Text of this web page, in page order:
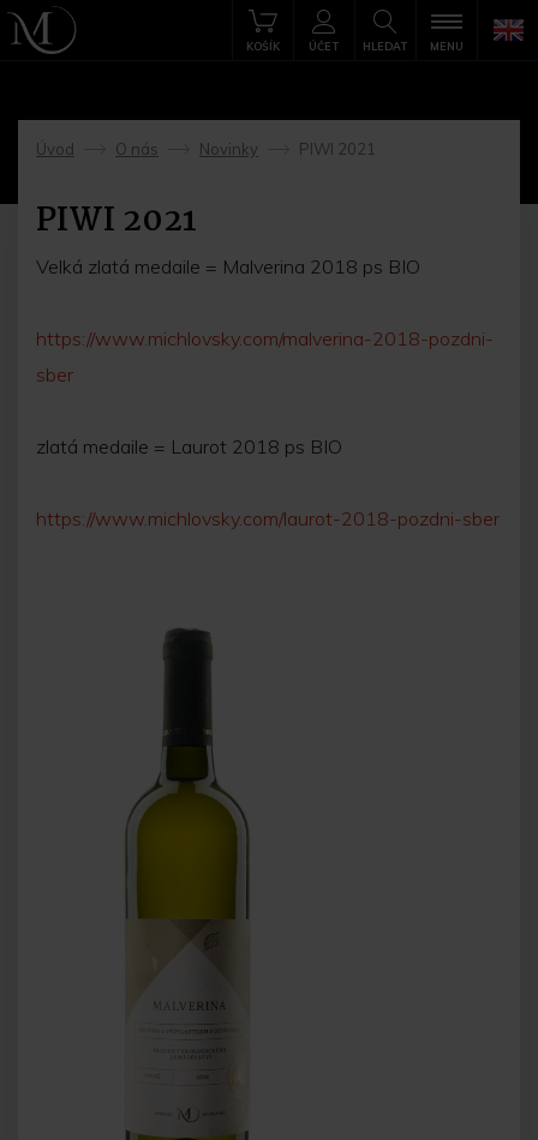
HLEDAT
KOŠÍK ÚČET MENU
Úvod
->
O nás
->
Novinky
->
PIWI 2021
PIWI 2021
Velká zlatá medaile = Malverina 2018 ps BIO
https://www.michlovsky.com/malverina-2018-pozdni-
sber
zlatá medaile = Laurot 2018 ps BIO
https://www.michlovsky.com/laurot-2018-pozdni-sber